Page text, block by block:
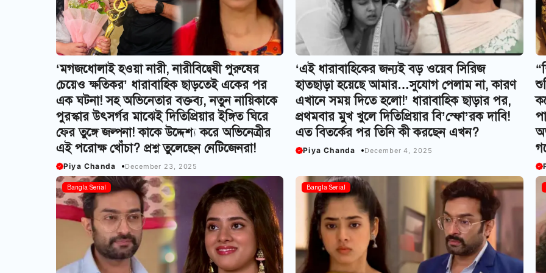
‘মগজধোলাই হ‌ওয়া নারী, নারীবিদ্বেষী পুরুষের
চেয়েও ক্ষতিকর’ ধারাবাহিক ছাড়তেই একের পর
এক ঘটনা! সহ অভিনেতার বক্তব্য, নতুন নায়িকাকে
পুরস্কার উৎসর্গর মাঝেই দিতিপ্রিয়ার ইঙ্গিত ঘিরে
ফের তুঙ্গে জল্পনা! কাকে উদ্দেশ্য করে অভিনেত্রীর
এই পরোক্ষ খোঁচা? প্রশ্ন তুলেছেন নেটিজেনরা!
Piya Chanda December 23, 2025
‘এই ধারাবাহিকের জন্যই বড় ওয়েব সিরিজ
হাতছাড়া হয়েছে আমার…সুযোগ পেলাম না, কারণ
এখানে সময় দিতে হলো!’ ধারাবাহিক ছাড়ার পর,
প্রথমবার মুখ খুলে দিতিপ্রিয়ার বি’স্ফো’রক দাবি!
এত বিতর্কের পর তিনি কী করছেন এখন?
Piya Chanda December 4, 2025
Bangla Serial Bangla Serial